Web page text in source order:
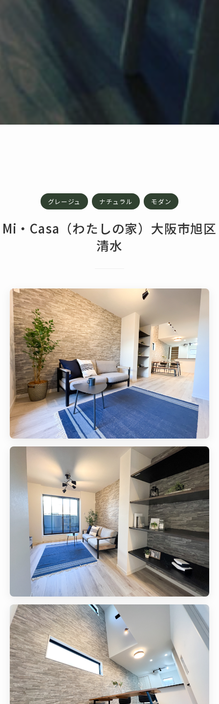
グレージュ ナチュラル モダン
Mi・Casa（わたしの家）大阪市旭区
清水